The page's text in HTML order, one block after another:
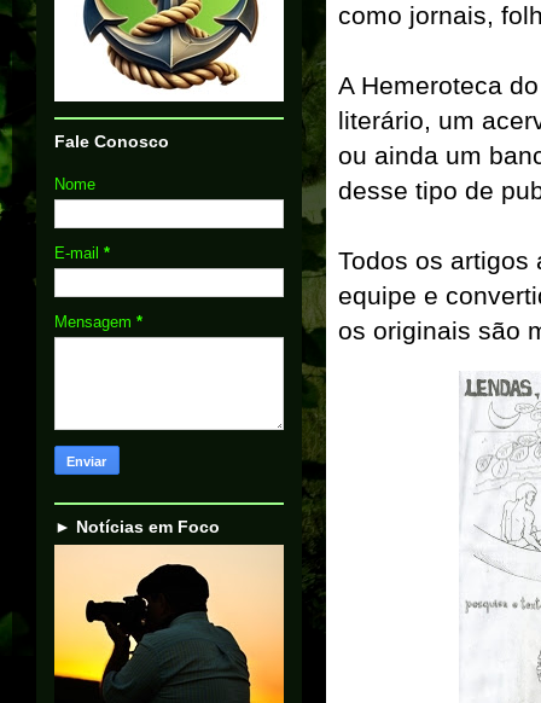
como jornais,
A Hemeroteca
literário, um
ou ainda um
desse tipo de
Todos os artigos
equipe e
os originais são
Fale Conosco
Nome
E-mail *
Mensagem *
► Notícias em Foco